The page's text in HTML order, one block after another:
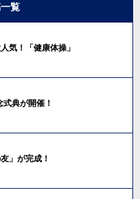
覧
気！「健康体操」
典が開催！
」が完成！